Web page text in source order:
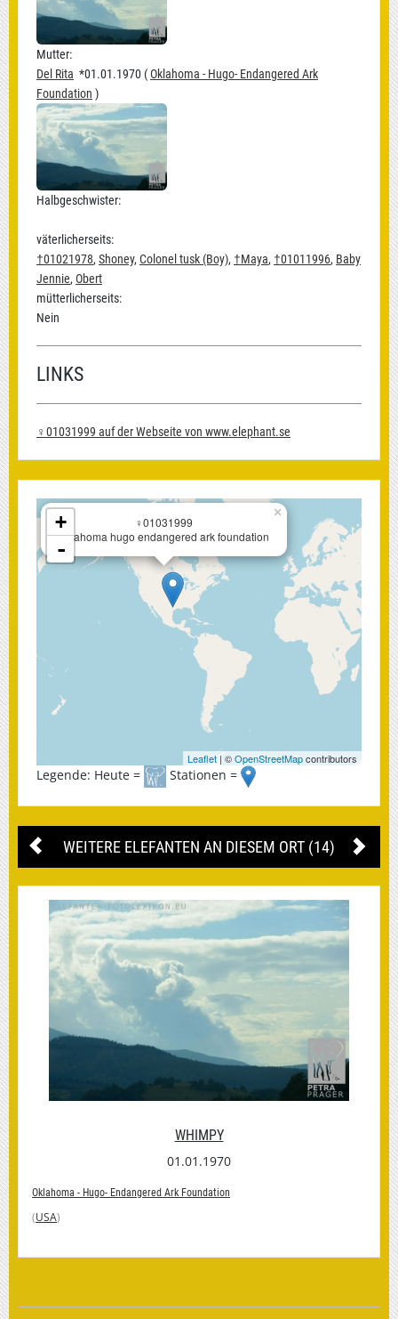
Mutter:
Del Rita *01.01.1970 (Oklahoma - Hugo- Endangered Ark
Foundation )
Halbgeschwister:
väterlicherseits:
†01021978, Shoney, Colonel tusk (Boy), †Maya, †01011996, Baby
Jennie, Obert
mütterlicherseits:
Nein
LINKS
♀01031999 auf der Webseite von www.elephant.se
×
♀01031999
oklahoma hugo endangered ark foundation
+
-
Leaflet | ©OpenStreetMapcontributors
Legende: Heute = Stationen =
WEITERE ELEFANTEN AN DIESEM ORT (14)
WHIMPY
01.01.1970
Oklahoma - Hugo- Endangered Ark Foundation
(USA)